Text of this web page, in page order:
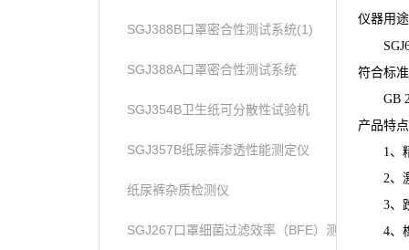
SGJ388B口罩密合性测试系统(1)
SGJ388A口罩密合性测试系统
SGJ354B卫生纸可分散性试验机
SGJ357B纸尿裤渗透性能测定仪
纸尿裤杂质检测仪
SGJ267口罩细菌过滤效率（BFE）测试仪
仪器用
符合标
GB
产品特
1、
2、
3、
4、